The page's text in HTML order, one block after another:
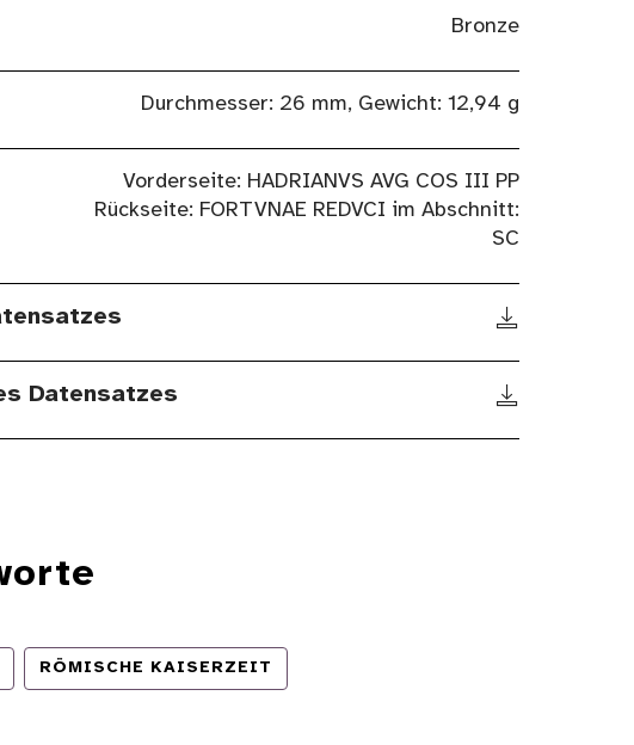
Bronze
Durchmesser: 26 mm, Gewicht: 12,94 g
Vorderseite: HADRIANVS AVG COS III PP
Rückseite: FORTVNAE REDVCI im Abschnitt:
SC
Datensatzes
RÖMISCHE KAISERZEIT